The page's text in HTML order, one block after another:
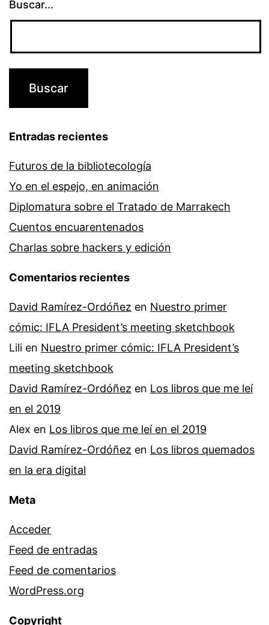
Buscar...
Entradas recientes
Futuros de la bibliotecología
Yo en el espejo, en animación
Diplomatura sobre el Tratado de Marrakech
Cuentos encuarentenados
Charlas sobre hackers y edición
Comentarios recientes
David Ramírez-Ordóñez en Nuestro primer
cómic: IFLA President’s meeting sketchbook
Lili en Nuestro primer cómic: IFLA President’s
meeting sketchbook
David Ramírez-Ordóñez en Los libros que me leí
en el 2019
Alex en Los libros que me leí en el 2019
David Ramírez-Ordóñez en Los libros quemados
en la era digital
Meta
Acceder
Feed de entradas
Feed de comentarios
WordPress.org
Copyright